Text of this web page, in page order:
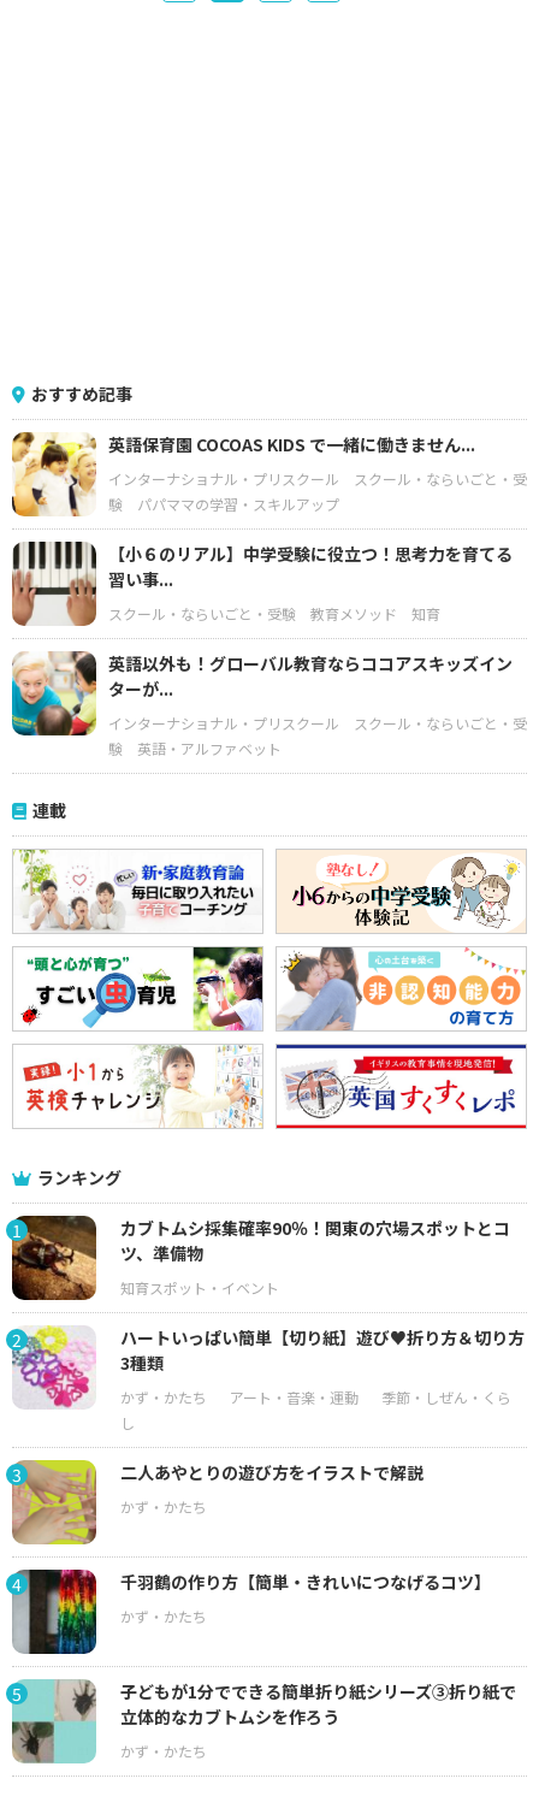
おすすめ記事
英語保育園 COCOAS KIDS で一緒に働きません...
インターナショナル・プリスクール
スクール・ならいごと・受
験
パパママの学習・スキルアップ
【小６のリアル】中学受験に役立つ！思考力を育てる
習い事...
スクール・ならいごと・受験 教育メソッド 知育
英語以外も！グローバル教育ならココアスキッズイン
ターが...
インターナショナル・プリスクール
スクール・ならいごと・受
験
英語・アルファベット
連載
ランキング
1
カブトムシ採集確率90％！関東の穴場スポットとコ
ツ、準備物
2
ハートいっぱい簡単【切り紙】遊び♥折り方＆切り方
3種類
3 二人あやとりの遊び方をイラストで解説
4 千羽鶴の作り方【簡単・きれいにつなげるコツ】
5
子どもが1分でできる簡単折り紙シリーズ③折り紙で
立体的なカブトムシを作ろう